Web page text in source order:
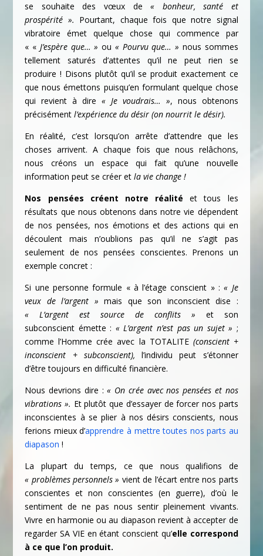
se souhaite des vœux de« bonheur, santé et
prospérité ». Pourtant, chaque fois que notre signal
vibratoire émet quelque chose qui commence par
« « J’espère que… »ou « Pourvu que… » nous sommes
tellement saturés d’attentes qu’il ne peut rien se
produire ! Disons plutôt qu’il se produit exactement ce
que nous émettons puisqu’en formulant quelque chose
qui revient à dire« Je voudrais… », nous obtenons
précisémentl’expérience du désir (on nourrit le désir).
En réalité, c’est lorsqu’on arrête d’attendre que les
choses arrivent. A chaque fois que nous relâchons,
nous créons un espace qui fait qu’une nouvelle
information peut se créer etla vie change !
Nos pensées créent notre réalité et tous les
résultats que nous obtenons dans notre vie dépendent
de nos pensées, nos émotions et des actions qui en
découlent mais n’oublions pas qu’il ne s’agit pas
seulement de nos pensées conscientes. Prenons un
exemple concret :
Si une personne formule « à l’étage conscient » :« Je
veux de l’argent » mais que son inconscient dise :
« L’argent est source de conflits » et son
subconscient émette : « L’argent n’est pas un sujet » ;
comme l’Homme crée avec la TOTALITE (conscient +
inconscient + subconscient), l’individu peut s’étonner
d’être toujours en difficulté financière.
Nous devrions dire :« On crée avec nos pensées et nos
vibrations ». Et plutôt que d’essayer de forcer nos parts
inconscientes à se plier à nos désirs conscients, nous
ferions mieux d’apprendre à mettre toutes nos parts au
diapason !
La plupart du temps, ce que nous qualifions de
« problèmes personnels » vient de l’écart entre nos parts
conscientes et non conscientes (en guerre), d’où le
sentiment de ne pas nous sentir pleinement vivants.
Vivre en harmonie ou au diapason revient à accepter de
regarder SA VIE en étant conscient qu’elle correspond
à ce que l’on produit.